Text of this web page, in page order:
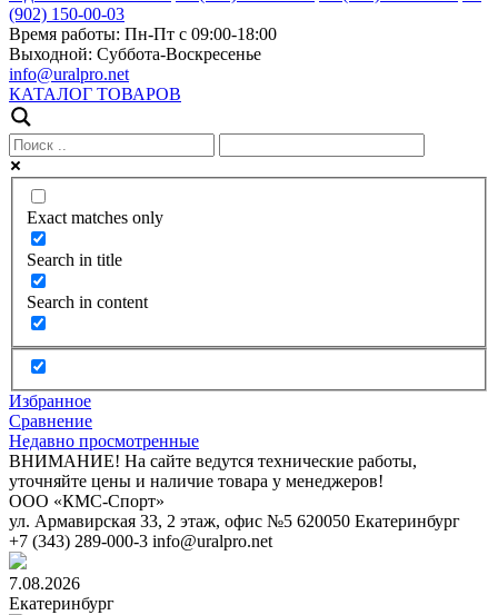
(902) 150-00-03
Время работы: Пн-Пт с 09:00-18:00
Выходной: Суббота-Воскресенье
info@uralpro.net
КАТАЛОГ ТОВАРОВ
Exact matches only
Search in title
Search in content
Избранное
Сравнение
Недавно просмотренные
ВНИМАНИЕ! На сайте ведутся технические работы,
уточняйте цены и наличие товара у менеджеров!
ООО «КМС-Спорт»
ул. Армавирская 33, 2 этаж, офис №5 620050 Екатеринбург
+7 (343) 289-000-3 info@uralpro.net
7.08.2026
Екатеринбург